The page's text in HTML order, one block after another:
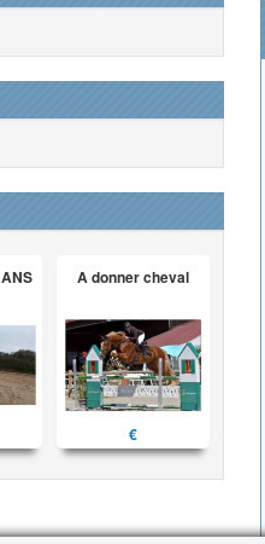
A donner cheval
€